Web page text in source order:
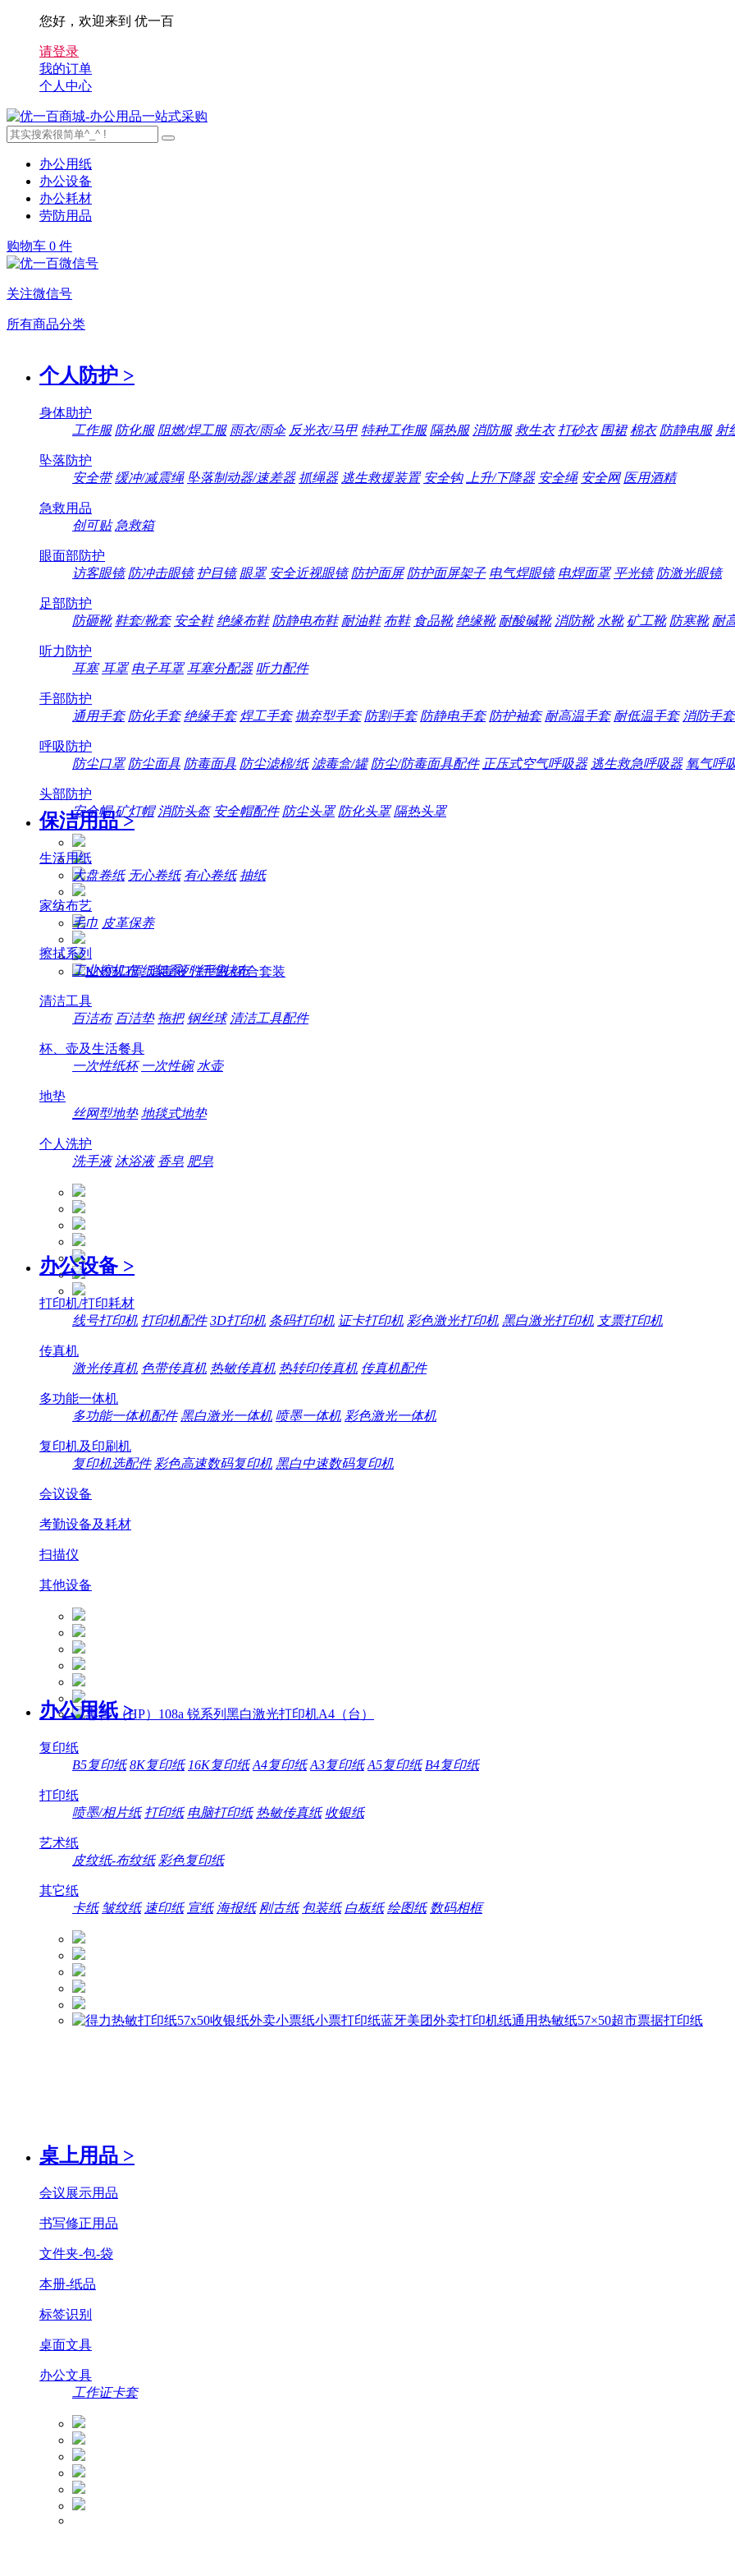
您好，欢迎来到 优一百
请登录
我的订单
个人中心
办公用纸
办公设备
办公耗材
劳防用品
购物车 0 件
关注微信号
所有商品分类
个人防护 >
身体助护
工作服 防化服 阻燃/焊工服 雨衣/雨伞 反光衣/马甲 特种工作服 隔热服 消防服 救生衣 打砂衣 围裙 棉衣 防静电服 射
坠落防护
安全带 缓冲/减震绳 坠落制动器/速差器 抓绳器 逃生救援装置 安全钩 上升/下降器 安全绳 安全网 医用酒精
急救用品
创可贴 急救箱
眼面部防护
访客眼镜 防冲击眼镜 护目镜 眼罩 安全近视眼镜 防护面屏 防护面屏架子 电气焊眼镜 电焊面罩 平光镜 防激光眼镜
足部防护
防砸靴 鞋套/靴套 安全鞋 绝缘布鞋 防静电布鞋 耐油鞋 布鞋 食品靴 绝缘靴 耐酸碱靴 消防靴 水靴 矿工靴 防寒靴 耐
听力防护
耳塞 耳罩 电子耳罩 耳塞分配器 听力配件
手部防护
通用手套 防化手套 绝缘手套 焊工手套 抛弃型手套 防割手套 防静电手套 防护袖套 耐高温手套 耐低温手套 消防手套
呼吸防护
防尘口罩 防尘面具 防毒面具 防尘滤棉/纸 滤毒盒/罐 防尘/防毒面具配件 正压式空气呼吸器 逃生救急呼吸器 氧气呼
头部防护
安全帽 矿灯帽 消防头盔 安全帽配件 防尘头罩 防化头罩 隔热头罩
保洁用品 >
生活用纸
大盘卷纸 无心卷纸 有心卷纸 抽纸
家纺布艺
毛巾 皮革保养
擦拭系列
工业擦机布 纸架系列 纤维抹布
清洁工具
百洁布 百洁垫 拖把 钢丝球 清洁工具配件
杯、壶及生活餐具
一次性纸杯 一次性碗 水壶
地垫
丝网型地垫 地毯式地垫
个人洗护
洗手液 沐浴液 香皂 肥皂
办公设备 >
打印机/打印耗材
线号打印机 打印机配件 3D打印机 条码打印机 证卡打印机 彩色激光打印机 黑白激光打印机 支票打印机
传真机
激光传真机 色带传真机 热敏传真机 热转印传真机 传真机配件
多功能一体机
多功能一体机配件 黑白激光一体机 喷墨一体机 彩色激光一体机
复印机及印刷机
复印机选配件 彩色高速数码复印机 黑白中速数码复印机
会议设备
考勤设备及耗材
扫描仪
其他设备
办公用纸 >
复印纸
B5复印纸 8K复印纸 16K复印纸 A4复印纸 A3复印纸 A5复印纸 B4复印纸
打印纸
喷墨/相片纸 打印纸 电脑打印纸 热敏传真纸 收银纸
艺术纸
皮纹纸-布纹纸 彩色复印纸
其它纸
卡纸 皱纹纸 速印纸 宣纸 海报纸 刚古纸 包装纸 白板纸 绘图纸 数码相框
桌上用品 >
会议展示用品
书写修正用品
文件夹-包-袋
本册-纸品
标签识别
桌面文具
办公文具
工作证卡套